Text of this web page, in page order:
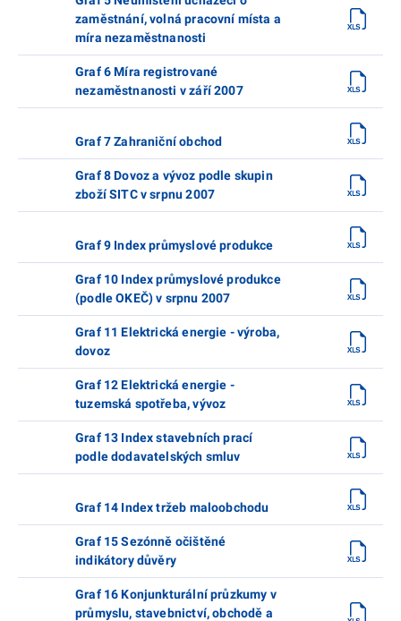
zaměstnání, volná pracovní místa a
míra nezaměstnanosti
Graf 6 Míra registrované
nezaměstnanosti v září 2007
Graf 7 Zahraniční obchod
Graf 8 Dovoz a vývoz podle skupin
zboží SITC v srpnu 2007
Graf 9 Index průmyslové produkce
Graf 10 Index průmyslové produkce
(podle OKEČ) v srpnu 2007
Graf 11 Elektrická energie - výroba,
dovoz
Graf 12 Elektrická energie -
tuzemská spotřeba, vývoz
Graf 13 Index stavebních prací
podle dodavatelských smluv
Graf 14 Index tržeb maloobchodu
Graf 15 Sezónně očištěné
indikátory důvěry
Graf 16 Konjunkturální průzkumy v
průmyslu, stavebnictví, obchodě a